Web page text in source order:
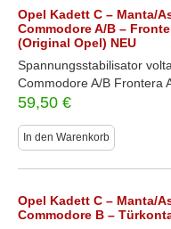
Opel Kadett C – Manta/
Commodore A/B –
(Original Opel) NEU
Spannungsstabilisator
Commodore A/B Frontera
59,50 €
In den Warenkorb
Opel Kadett C – Manta/
Commodore B –